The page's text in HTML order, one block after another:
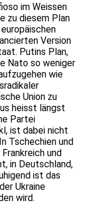
im Weissen
zu diesem Plan
Version
Putins Plan,
Nato so weniger
wie
Union zu
heisst längst
Partei
ist dabei nicht
Tschechien und
und
in Deutschland,
ist das
Ukraine
wird.